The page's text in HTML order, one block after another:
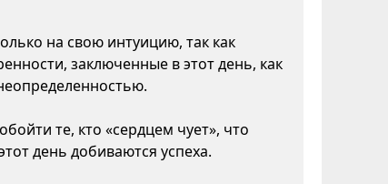
на свою интуицию, так как
заключенные в этот день, как
те, кто «сердцем чует», что
день добиваются успеха.